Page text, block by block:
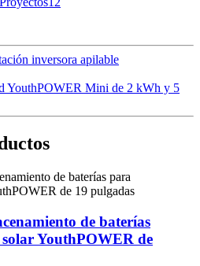
inversora apilable
YouthPOWER Mini de 2 kWh y 5
de baterías
YouthPOWER de